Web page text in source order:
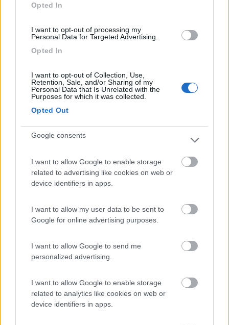
Opted In
I want to opt-out of processing my
Personal Data for Targeted Advertising.
Opted In
I want to opt-out of Collection, Use,
Retention, Sale, and/or Sharing of my
Personal Data that Is Unrelated with the
Purposes for which it was collected.
Opted Out
Google consents
I want to allow Google to enable storage
related to advertising like cookies on web or
device identifiers in apps.
I want to allow my user data to be sent to
Google for online advertising purposes.
I want to allow Google to send me
personalized advertising.
I want to allow Google to enable storage
related to analytics like cookies on web or
device identifiers in apps.
Area di sosta (PS)
Cascina Bric Podio
8,2 4
Servizi / Posizione
dalle colline delle Langhe, la fattoria a conduzione fam...
Fraz. Podio, 94